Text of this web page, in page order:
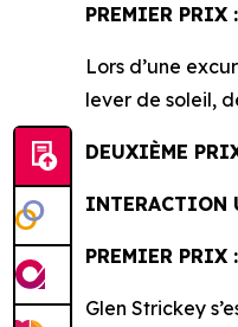
PREMIER PRIX
Lors d’une
lever de soleil,
DEUXIÈME
INTERACTION
PREMIER PRIX
Glen Strickey